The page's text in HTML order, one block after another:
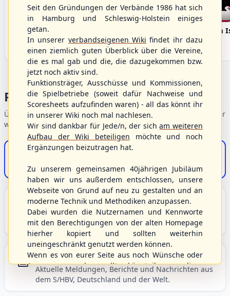
Bargenstedt
Beavers
Fehmarn
Portalbereiche
Übersicht der Verbandsbereiche – wählen Sie einen Einstieg für
weiterführende Informationen.
S/HBV-Shop
Der Onlineshop des S/HBV
Unser Sport
Grundlagen und Hintergründe zu Baseball, Softball
und Baseball5.
Berichte und Neuigkeiten
Aktuelle Meldungen, Berichte und Nachrichten aus
dem S/HBV, Deutschland und der Welt.
Seit den Gründungen der Verbände 1986 hat sich
in Hamburg und Schleswig-Holstein einiges
getan.
In unserer verbandseigenen Wiki findet ihr dazu
einen ziemlich guten Überblick über die Vereine,
die es mal gab und die, die dazugekommen bzw.
jetzt noch aktiv sind.
Funktionsträger, Ausschüsse und Kommissionen,
die Spielbetriebe (soweit dafür Nachweise und
Scoresheets aufzufinden waren) - all das könnt ihr
in unserer Wiki noch mal nachlesen.
Wir sind dankbar für Jede/n, der sicham weiteren
Aufbau der Wiki beteiligen möchte und noch
Ergänzungen beizutragen hat.
Zu unserem gemeinsamen 40jährigen Jubiläum
haben wir uns außerdem entschlossen, unsere
Webseite von Grund auf neu zu gestalten und an
moderne Technik und Methodiken anzupassen.
Dabei wurden die Nutzernamen und Kennworte
mit den Berechtigungen von der alten Homepage
hierher kopiert und sollten weiterhin
uneingeschränkt genutzt werden können.
Wenn es von eurer Seite aus noch Wünsche oder
Anregungen geben sollte, könnt ihr uns diese
gerne an die Verbandsadresseinfo@shbvnet.de